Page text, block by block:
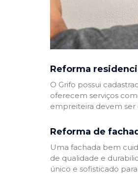
Reforma
O Grifo possui
oferecem serviços
empreiteira devem ser
Reforma de
Uma fachada bem
de qualidade e
único e sofisticado